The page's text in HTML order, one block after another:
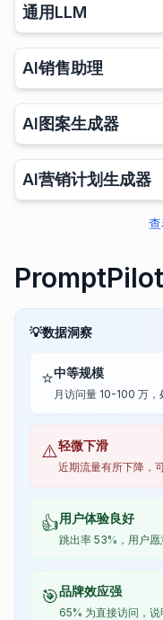
通用LLM
AI销售助理
AI图案生成器
AI营销计划生成器
💡数据洞察
⭐中等规模
月访问量 10-100 万，
⚠️轻微下滑
近期流量有所下降，
👍用户体验良好
跳出率 53%，用户愿
🎯品牌效应强
65% 为直接访问，说